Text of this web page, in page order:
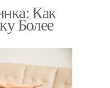
Как
Более